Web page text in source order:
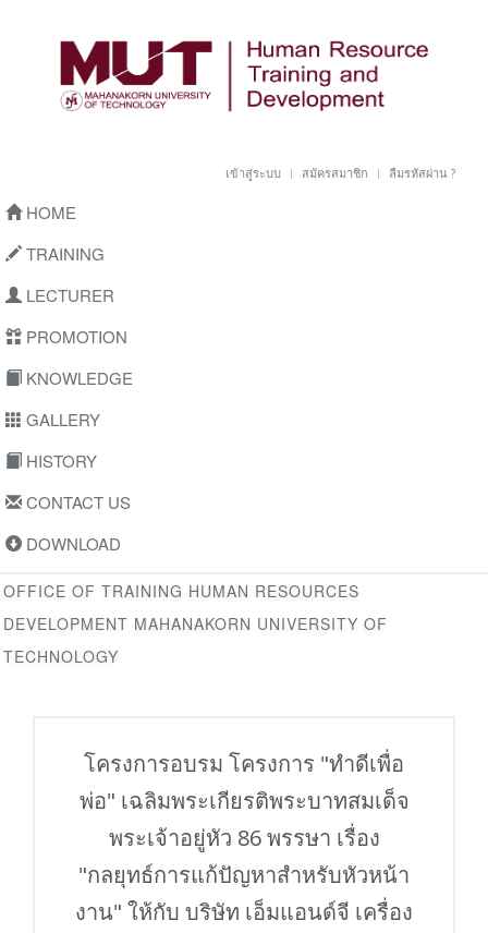
เข้าสู่ระบบ สมัครสมาชิก ลืมรหัสผ่าน ?
HOME
TRAINING
LECTURER
PROMOTION
KNOWLEDGE
GALLERY
HISTORY
CONTACT US
DOWNLOAD
OFFICE OF TRAINING HUMAN RESOURCES
DEVELOPMENT MAHANAKORN UNIVERSITY OF
TECHNOLOGY
โครงการอบรม โครงการ "ทำดีเพื่อ
พ่อ" เฉลิมพระเกียรติพระบาทสมเด็จ
พระเจ้าอยู่หัว 86 พรรษา เรื่อง
"กลยุทธ์การแก้ปัญหาสำหรับหัวหน้า
งาน" ให้กับ บริษัท เอ็มแอนด์จี เครื่อง